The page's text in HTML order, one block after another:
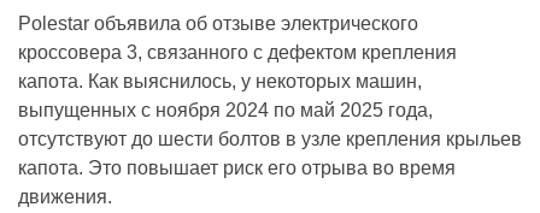
Polestar объявила об отзыве электрического
кроссовера 3, связанного с дефектом крепления
капота. Как выяснилось, у некоторых машин,
выпущенных с ноября 2024 по май 2025 года,
отсутствуют до шести болтов в узле крепления крыльев
капота. Это повышает риск его отрыва во время
движения.